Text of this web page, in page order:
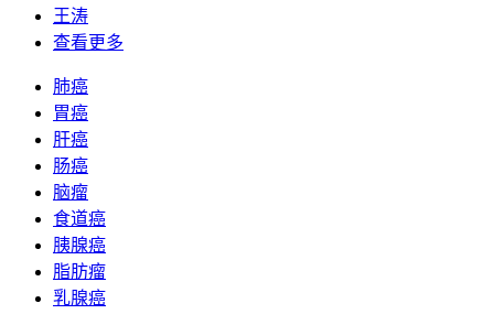
王涛
查看更多
肺癌
胃癌
肝癌
肠癌
脑瘤
食道癌
胰腺癌
脂肪瘤
乳腺癌